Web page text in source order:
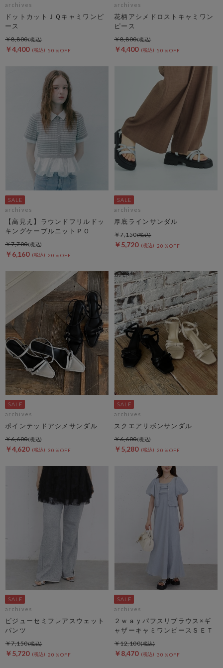
archives
ドットカットＪＱキャミワンピ
ース
￥4,400 50％OFF
￥8,800
archives
花柄アシメドロストキャミワン
ピース
￥4,400 50％OFF
￥8,800
archives
【高見え】ラウンドフリルドッ
キングケーブルニットＰＯ
￥6,160 20％OFF
￥7,700
archives
厚底ラインサンダル
￥5,720 20％OFF
￥7,150
archives
ポインテッドアシメサンダル
￥4,620 30％OFF
￥6,600
archives
スクエアリボンサンダル
￥5,280 20％OFF
￥6,600
archives
ビジューセミフレアスウェット
パンツ
￥5,720 20％OFF
￥7,150
archives
２ｗａｙパフスリブラウス×ギ
ャザーキャミワンピースＳＥＴ
￥8,470 30％OFF
￥12,100